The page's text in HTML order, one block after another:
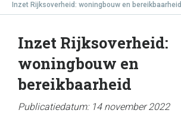
Inzet Rijksoverheid: woningbouw en bereikbaarheid
Inzet Rijksoverheid:
woningbouw en
bereikbaarheid
Publicatiedatum: 14 november 2022